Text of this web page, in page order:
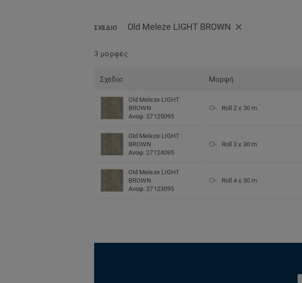
ΣΧΈΔΙΟ Old Meleze LIGHT BROWN
3 μορφές
Σχέδιο Μορφή
Old Meleze LIGHT
BROWN
Αναφ. 27125095
Roll 2 x 30 m
Old Meleze LIGHT
BROWN
Αναφ. 27124095
Roll 3 x 30 m
Old Meleze LIGHT
BROWN
Αναφ. 27123095
Roll 4 x 30 m